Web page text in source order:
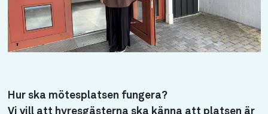
Hur ska mötesplatsen fungera?
Vi vill att hyresgästerna ska känna att platsen är